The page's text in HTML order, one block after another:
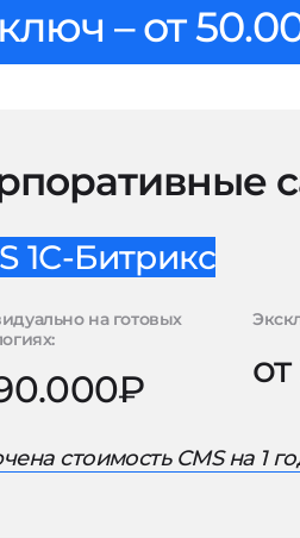
– от
1С-Битрикс
на готовых
стоимость CMS на 1